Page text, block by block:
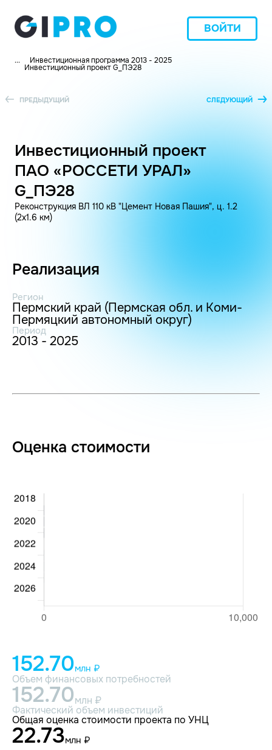
ВОЙТИ
... Инвестиционная программа 2013 - 2025
Инвестиционный проект G_ПЭ28
ПРЕДЫДУЩИЙ СЛЕДУЮЩИЙ
Инвестиционный проект
ПАО «РОССЕТИ УРАЛ»
G_ПЭ28
Реконструкция ВЛ 110 кВ "Цемент Новая Пашия", ц. 1.2
(2х1.6 км)
Реализация
Регион
Пермский край (Пермская обл. и Коми-
Пермяцкий автономный округ)
Период
2013 - 2025
Оценка стоимости
152.70млн ₽
Объем финансовых потребностей
152.70млн ₽
Фактический объем инвестиций
Общая оценка стоимости проекта по УНЦ
22.73млн ₽